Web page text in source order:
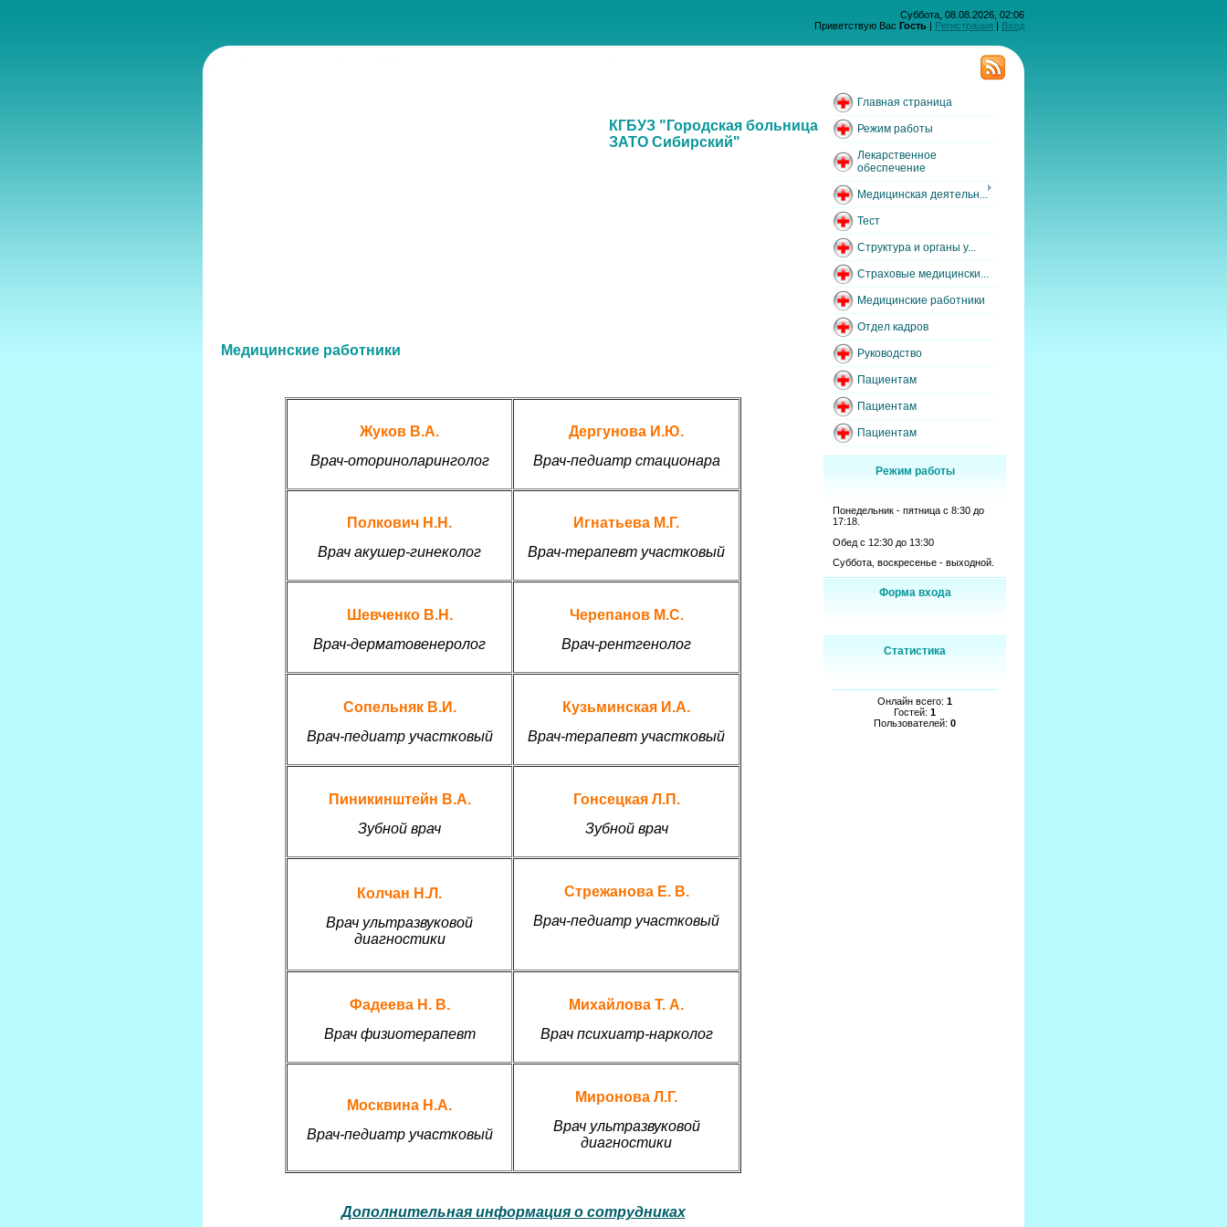
Суббота, 08.08.2026, 02:06
Приветствую Вас Гость | Регистрация | Вход
КГБУЗ "Городская больница
ЗАТО Сибирский"
Медицинские работники
Жуков В.А.
Врач-оториноларинголог
Дергунова И.Ю.
Врач-педиатр стационара
Полкович Н.Н.
Врач акушер-гинеколог
Игнатьева М.Г.
Врач-терапевт участковый
Шевченко В.Н.
Врач-дерматовенеролог
Черепанов М.С.
Врач-рентгенолог
Сопельняк В.И.
Врач-педиатр участковый
Кузьминская И.А.
Врач-терапевт участковый
Пиникинштейн В.А.
Зубной врач
Гонсецкая Л.П.
Зубной врач
Колчан Н.Л.
Врач ультразвуковой
диагностики
Стрежанова Е. В.
Врач-педиатр участковый
Фадеева Н. В.
Врач физиотерапевт
Михайлова Т. А.
Врач психиатр-нарколог
Москвина Н.А.
Врач-педиатр участковый
Миронова Л.Г.
Врач ультразвуковой
диагностики
Дополнительная информация о сотрудниках
Главная страница
Режим работы
Лекарственное
обеспечение
Медицинская деятельн...
Тест
Структура и органы у...
Страховые медицински...
Медицинские работники
Отдел кадров
Руководство
Пациентам
Пациентам
Пациентам
Режим работы
Понедельник - пятница с 8:30 до
17:18.
Обед с 12:30 до 13:30
Суббота, воскресенье - выходной.
Форма входа
Статистика
Онлайн всего: 1
Гостей: 1
Пользователей: 0